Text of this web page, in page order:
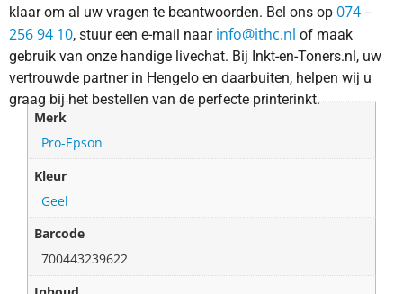
klaar om al uw vragen te beantwoorden. Bel ons op 074 –
256 94 10, stuur een e-mail naar info@ithc.nl of maak
gebruik van onze handige livechat. Bij Inkt-en-Toners.nl, uw
vertrouwde partner in Hengelo en daarbuiten, helpen wij u
graag bij het bestellen van de perfecte printerinkt.
Merk
Pro-Epson
Kleur
Geel
Barcode
700443239622